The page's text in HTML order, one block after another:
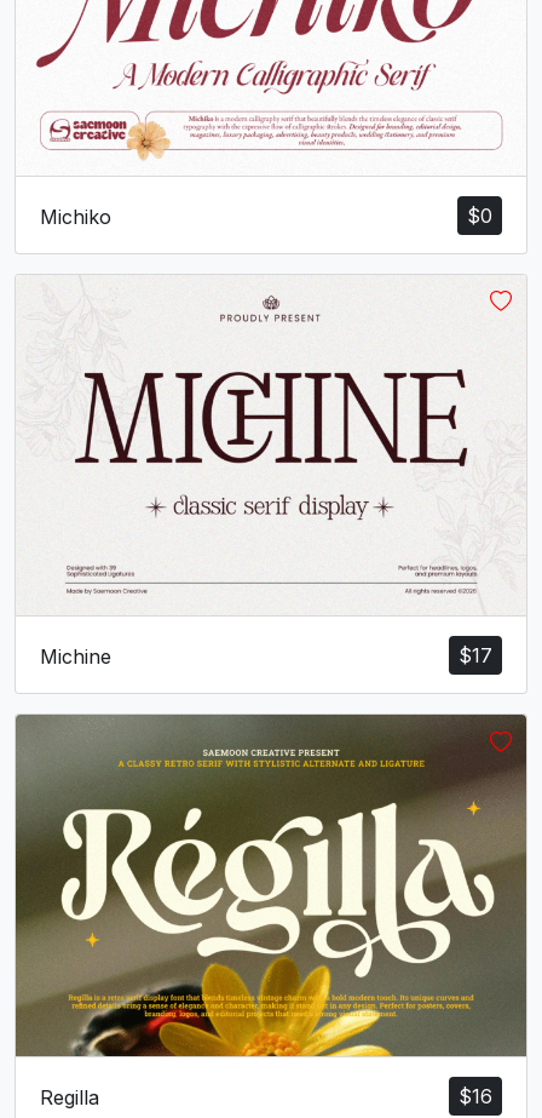
$0
Michiko
$17
Michine
$16
Regilla